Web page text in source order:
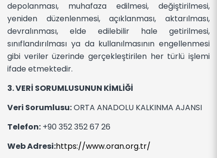
depolanması, muhafaza edilmesi, değiştirilmesi,
yeniden düzenlenmesi, açıklanması, aktarılması,
devralınması, elde edilebilir hale getirilmesi,
sınıflandırılması ya da kullanılmasının engellenmesi
gibi veriler üzerinde gerçekleştirilen her türlü işlemi
ifade etmektedir.
3. VERİ SORUMLUSUNUN KİMLİĞİ
Veri Sorumlusu:ORTA ANADOLU KALKINMA AJANSI
Telefon: +90 352 352 67 26
Web Adresi:https://www.oran.org.tr/